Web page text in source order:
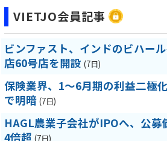
VIETJO会員記事
ビンファスト、インドのビハー
店60号店を開設 (7日)
保険業界、1～6月期の利益二極
で明暗 (7日)
HAGL農業子会社がIPOへ、公募
4倍超 (7日)